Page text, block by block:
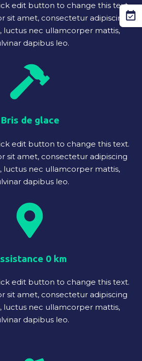
edit button to change this text.
sit amet, consectetur adipiscing
luctus nec ullamcorper mattis,
dapibus leo.
Bris de glace
edit button to change this text.
sit amet, consectetur adipiscing
luctus nec ullamcorper mattis,
dapibus leo.
0 km
edit button to change this text.
sit amet, consectetur adipiscing
luctus nec ullamcorper mattis,
dapibus leo.
event_available